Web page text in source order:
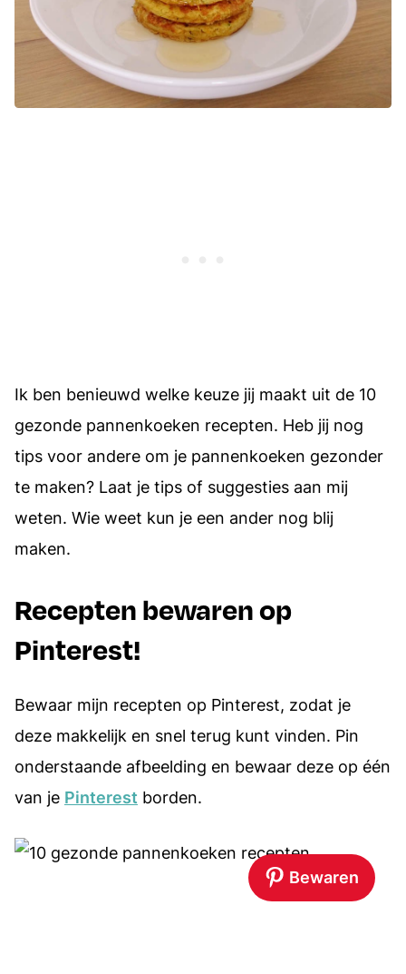
Ik ben benieuwd welke keuze jij maakt uit de 10
gezonde pannenkoeken recepten. Heb jij nog
tips voor andere om je pannenkoeken gezonder
te maken? Laat je tips of suggesties aan mij
weten. Wie weet kun je een ander nog blij
maken.
Recepten bewaren op
Pinterest!
Bewaar mijn recepten op Pinterest, zodat je
deze makkelijk en snel terug kunt vinden. Pin
onderstaande afbeelding en bewaar deze op één
van je Pinterest borden.
Bewaren